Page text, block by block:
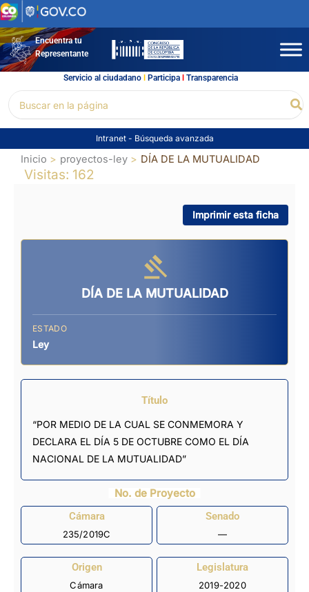
Ir
al
contenidoEncuentra tu
Representante
Servicio al ciudadano l Participal Transparencia
por:
Intranet - Búsqueda avanzada
Inicio proyectos-ley DÍA DE LA MUTUALIDAD
Visitas: 162
Imprimir esta ficha
DÍA DE LA MUTUALIDAD
ESTADO
Ley
Título
“POR MEDIO DE LA CUAL SE CONMEMORA Y
DECLARA EL DÍA 5 DE OCTUBRE COMO EL DÍA
NACIONAL DE LA MUTUALIDAD”
No. de Proyecto
Cámara
235/2019C
Senado
—
Origen
Cámara
Legislatura
2019-2020